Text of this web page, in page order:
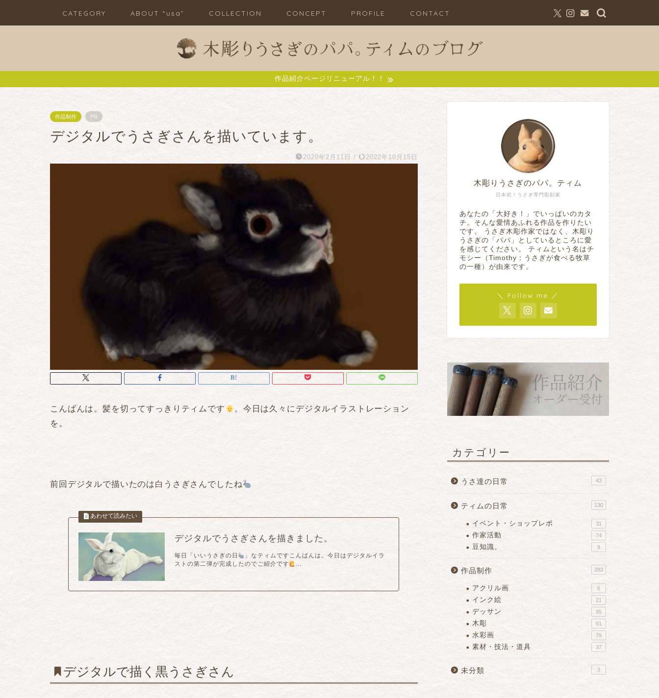
CATEGORY ABOUT “usa” COLLECTION CONCEPT PROFILE CONTACT
作品紹介ページリニューアル！！
作品制作 PR
デジタルでうさぎさんを描いています。
2020年2月11日 / 2022年10月15日
こんばんは。髪を切ってすっきりティムです
。今日は久々にデジタルイラストレーション
を。
前回デジタルで描いたのは白うさぎさんでしたね
デジタルでうさぎさんを描きました。
毎日「いいうさぎの日
」なティムですこんばんは。今日はデジタルイラ
ストの第二弾が完成したのでご紹介です
...
デジタルで描く黒うさぎさん
日本初！うさぎ専門彫刻家
木彫りうさぎのパパ。ティム
あなたの「大好き！」でいっぱいのカタ
チ。そんな愛情あふれる作品を作りたい
です。 うさぎ木彫作家ではなく、木彫り
うさぎの「パパ」としているところに愛
を感じてください。 ティムという名はチ
モシー（Timothy：うさぎが食べる牧草
の一種）が由来です。
＼ Follow me ／
カテゴリー
うさ達の日常 43
ティムの日常 130
イベント・ショップレポ 31
作家活動 74
豆知識。 9
作品制作 283
アクリル画 6
インク絵 21
デッサン 95
木彫 61
水彩画 79
素材・技法・道具 37
未分類 3